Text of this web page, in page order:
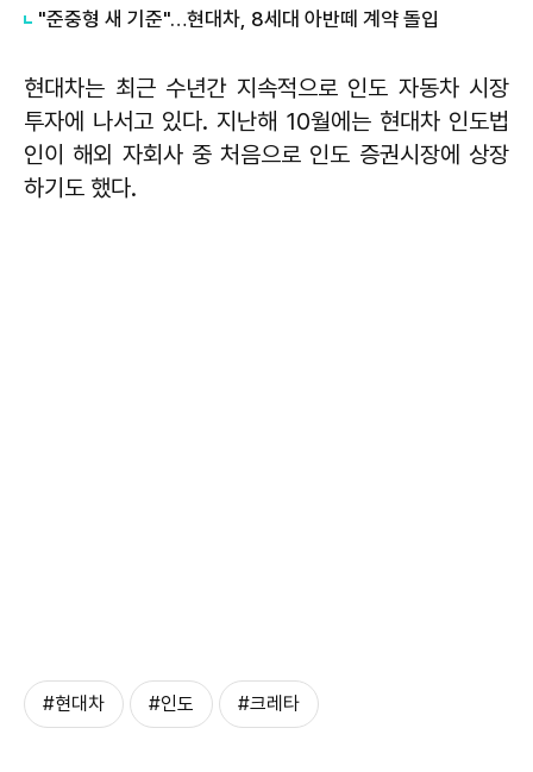
"준중형 새 기준"…현대차, 8세대 아반떼 계약 돌입
현대차는 최근 수년간 지속적으로 인도 자동차 시장
투자에 나서고 있다. 지난해 10월에는 현대차 인도법
인이 해외 자회사 중 처음으로 인도 증권시장에 상장
하기도 했다.
#현대차 #인도 #크레타